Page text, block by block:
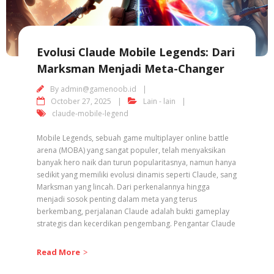
Evolusi Claude Mobile Legends: Dari
Marksman Menjadi Meta-Changer
By admin@gamenoob.id
October 27, 2025
Lain - lain
claude-mobile-legend
Mobile Legends, sebuah game multiplayer online battle
arena (MOBA) yang sangat populer, telah menyaksikan
banyak hero naik dan turun popularitasnya, namun hanya
sedikit yang memiliki evolusi dinamis seperti Claude, sang
Marksman yang lincah. Dari perkenalannya hingga
menjadi sosok penting dalam meta yang terus
berkembang, perjalanan Claude adalah bukti gameplay
strategis dan kecerdikan pengembang. Pengantar Claude
Read More